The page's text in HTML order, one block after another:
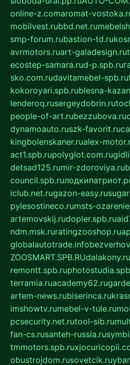
online-z.comaromat-
mobilvest.rubbd.net.ru
smp-forum.rubastion-td.ru
avrmotors.ruart-galadesign.ru
ecostep-samara.rud-p.spb.ru
sko.com.rudavitamebel-spb.ru
kokoroyari.spb.rublesna-
lenderoq.rusergeydobrin.ru
people-of-art.rubezzubova.ru
dynamoauto.ruszk-favorit.ru
kingbolenskaner.rualex-
act1.spb.rupolyglot.com.ru
detsad125.rumir-zdoroviya.ru
council.spb.ru
iclub.net.rugazon-easy.ru
pylesostineco.rumsts-
artemovskij.rudopler.spb.ru
ndm.msk.ruratingzooshop.ru
globalautotrade.info
ZOOSMART.SPB.RUdalakony.ru
remontt.spb.ru
terramia.ruacademy62.ru
artem-news.rubiserinca.ru
imshowtv.rumebel-v-tule.ru
pcsecurity.net.rutool-sib.ru
fan-cs.rusanteh-russia.ru
tmmotors.spb.ru
obustrojdom.rusovetcik.ru